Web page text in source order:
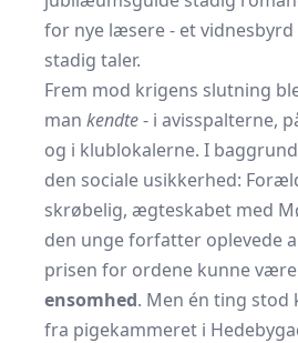
for nye læsere - et vidnesbyrd
stadig taler.
Frem mod krigens slutning
man kendte- i avisspalterne,
og i klublokalerne. I
den sociale usikkerhed:
skrøbelig, ægteskabet med
den unge forfatter oplevede
prisen for ordene kunne
ensomhed. Men én ting
fra pigekammeret i